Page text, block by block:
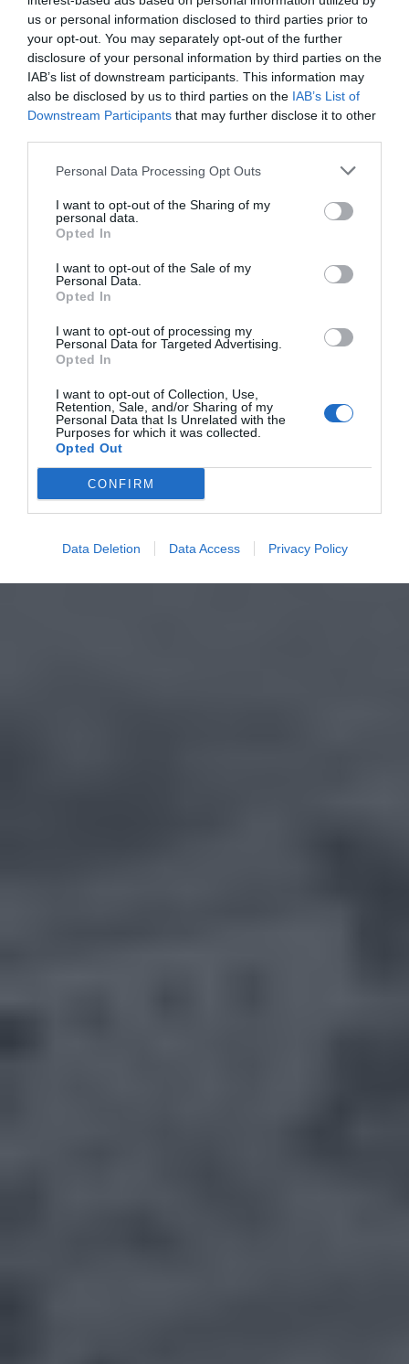
us or personal information disclosed to third parties prior to
your opt-out. You may separately opt-out of the further
disclosure of your personal information by third parties on the
IAB’s list of downstream participants. This information may
also be disclosed by us to third parties on the IAB’s List of
Downstream Participants that may further disclose it to other
Personal Data Processing Opt Outs
I want to opt-out of the Sharing of my
personal data.
Opted In
I want to opt-out of the Sale of my
Personal Data.
Opted In
I want to opt-out of processing my
Personal Data for Targeted Advertising.
Opted In
I want to opt-out of Collection, Use,
Retention, Sale, and/or Sharing of my
Personal Data that Is Unrelated with the
Purposes for which it was collected.
Opted Out
CONFIRM
Data Deletion Data Access Privacy Policy